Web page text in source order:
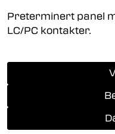
Preterminert panel
LC/PC kontakter.